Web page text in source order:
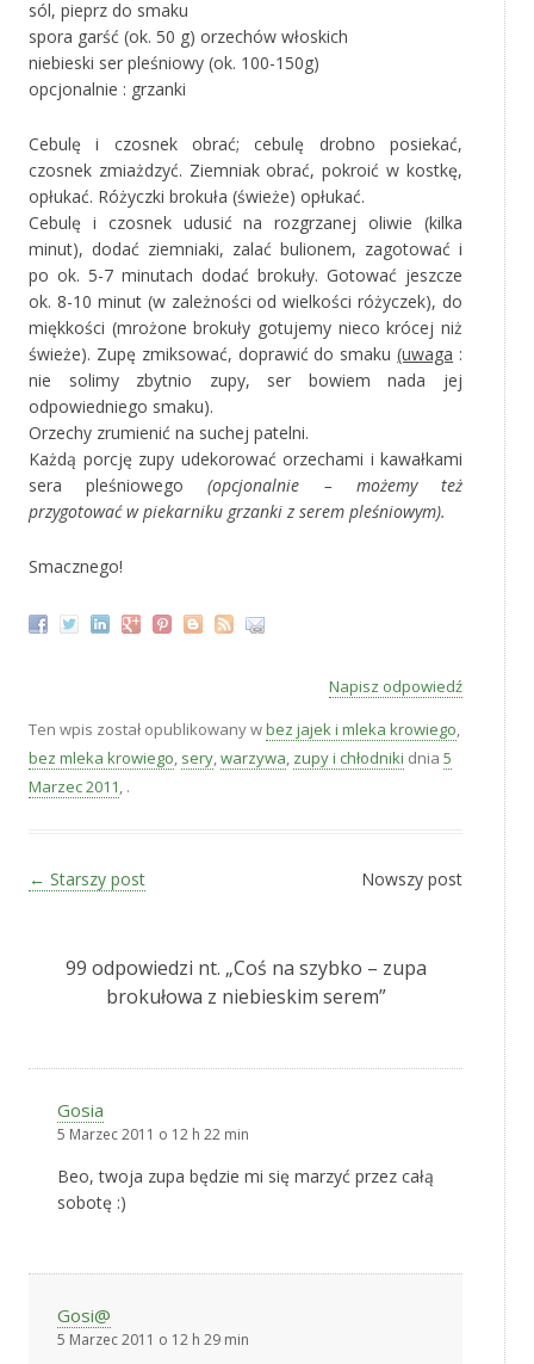
sól, pieprz do smaku
spora garść (ok. 50 g) orzechów włoskich
niebieski ser pleśniowy (ok. 100-150g)
opcjonalnie : grzanki
Cebulę i czosnek obrać; cebulę drobno posiekać,
czosnek zmiażdzyć. Ziemniak obrać, pokroić w kostkę,
opłukać. Różyczki brokuła (świeże) opłukać.
Cebulę i czosnek udusić na rozgrzanej oliwie (kilka
minut), dodać ziemniaki, zalać bulionem, zagotować i
po ok. 5-7 minutach dodać brokuły. Gotować jeszcze
ok. 8-10 minut (w zależności od wielkości różyczek), do
miękkości (mrożone brokuły gotujemy nieco krócej niż
świeże). Zupę zmiksować, doprawić do smaku(uwaga :
nie solimy zbytnio zupy, ser bowiem nada jej
odpowiedniego smaku).
Orzechy zrumienić na suchej patelni.
Każdą porcję zupy udekorować orzechami i kawałkami
sera pleśniowego(opcjonalnie – możemy też
przygotować w piekarniku grzanki z serem pleśniowym).
Smacznego!
Napisz odpowiedź
Ten wpis został opublikowany wbez jajek i mleka krowiego,
bez mleka krowiego, sery,warzywa, zupy i chłodniki dnia 5
Marzec 2011, .
Zobacz wpisy
← Starszy post Nowszy post
99 odpowiedzi nt. „Coś na szybko – zupa
brokułowa z niebieskim serem”
Gosia
5 Marzec 2011 o 12 h 22 min
Beo, twoja zupa będzie mi się marzyć przez całą
sobotę :)
Gosi@
5 Marzec 2011 o 12 h 29 min